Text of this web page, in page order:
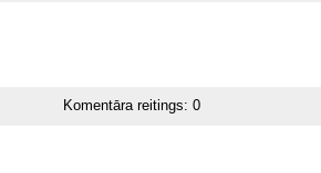
Komentāra reitings:0